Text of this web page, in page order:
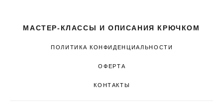
МАСТЕР-КЛАССЫ И ОПИСАНИЯ КРЮЧКОМ
ПОЛИТИКА КОНФИДЕНЦИАЛЬНОСТИ
ОФЕРТА
КОНТАКТЫ